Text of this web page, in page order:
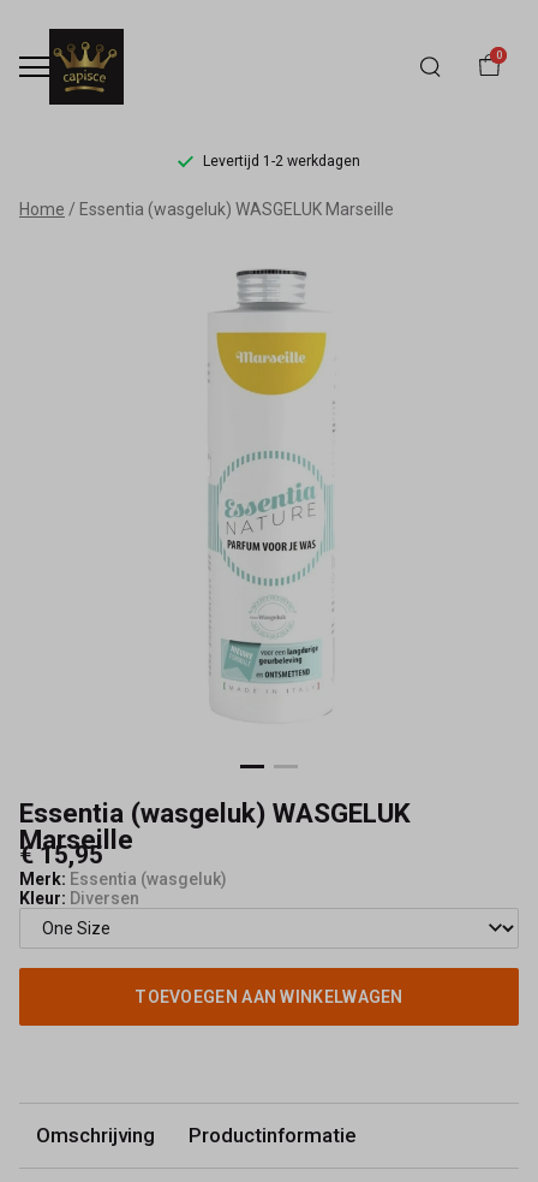
0
Levertijd 1-2 werkdagen
WASGELUK
Home Essentia (wasgeluk) WASGELUK Marseille
Essentia (wasgeluk) WASGELUK
Marseille
€ 15,95
Merk: Essentia (wasgeluk)
Kleur: Diversen
TOEVOEGEN AAN WINKELWAGEN
Omschrijving Productinformatie